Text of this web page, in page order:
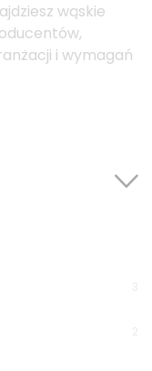
wąskie
i wymagań